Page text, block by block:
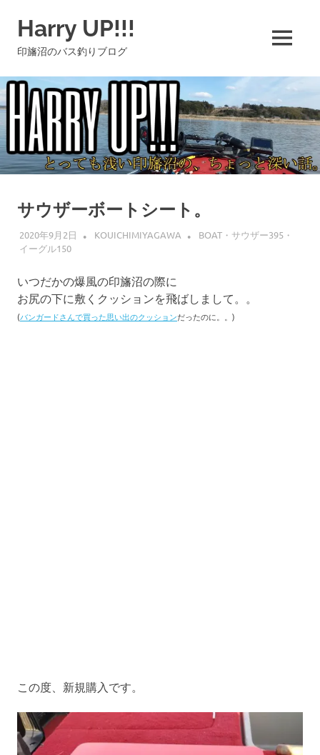
ツ
へ
ス
キ
ッ
プ
Harry UP!!!
印旛沼のバス釣りブログ MENU
サウザーボートシート。
2020年9月2日 KOUICHIMIYAGAWA
BOAT・サウザー395・
イーグル150
いつだかの爆風の印旛沼の際に
お尻の下に敷くクッションを飛ばしまして。。
(バンガードさんで買った思い出のクッションだったのに。。)
この度、新規購入です。